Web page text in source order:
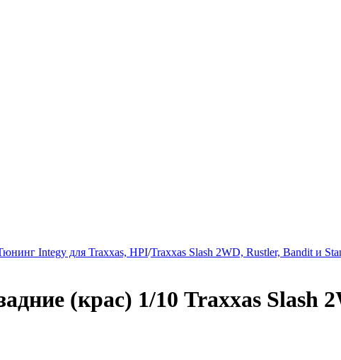
Integy для Traxxas, HPI/Traxxas Slash 2WD, Rustler, Bandit и
(крас) 1/10 Traxxas Slash